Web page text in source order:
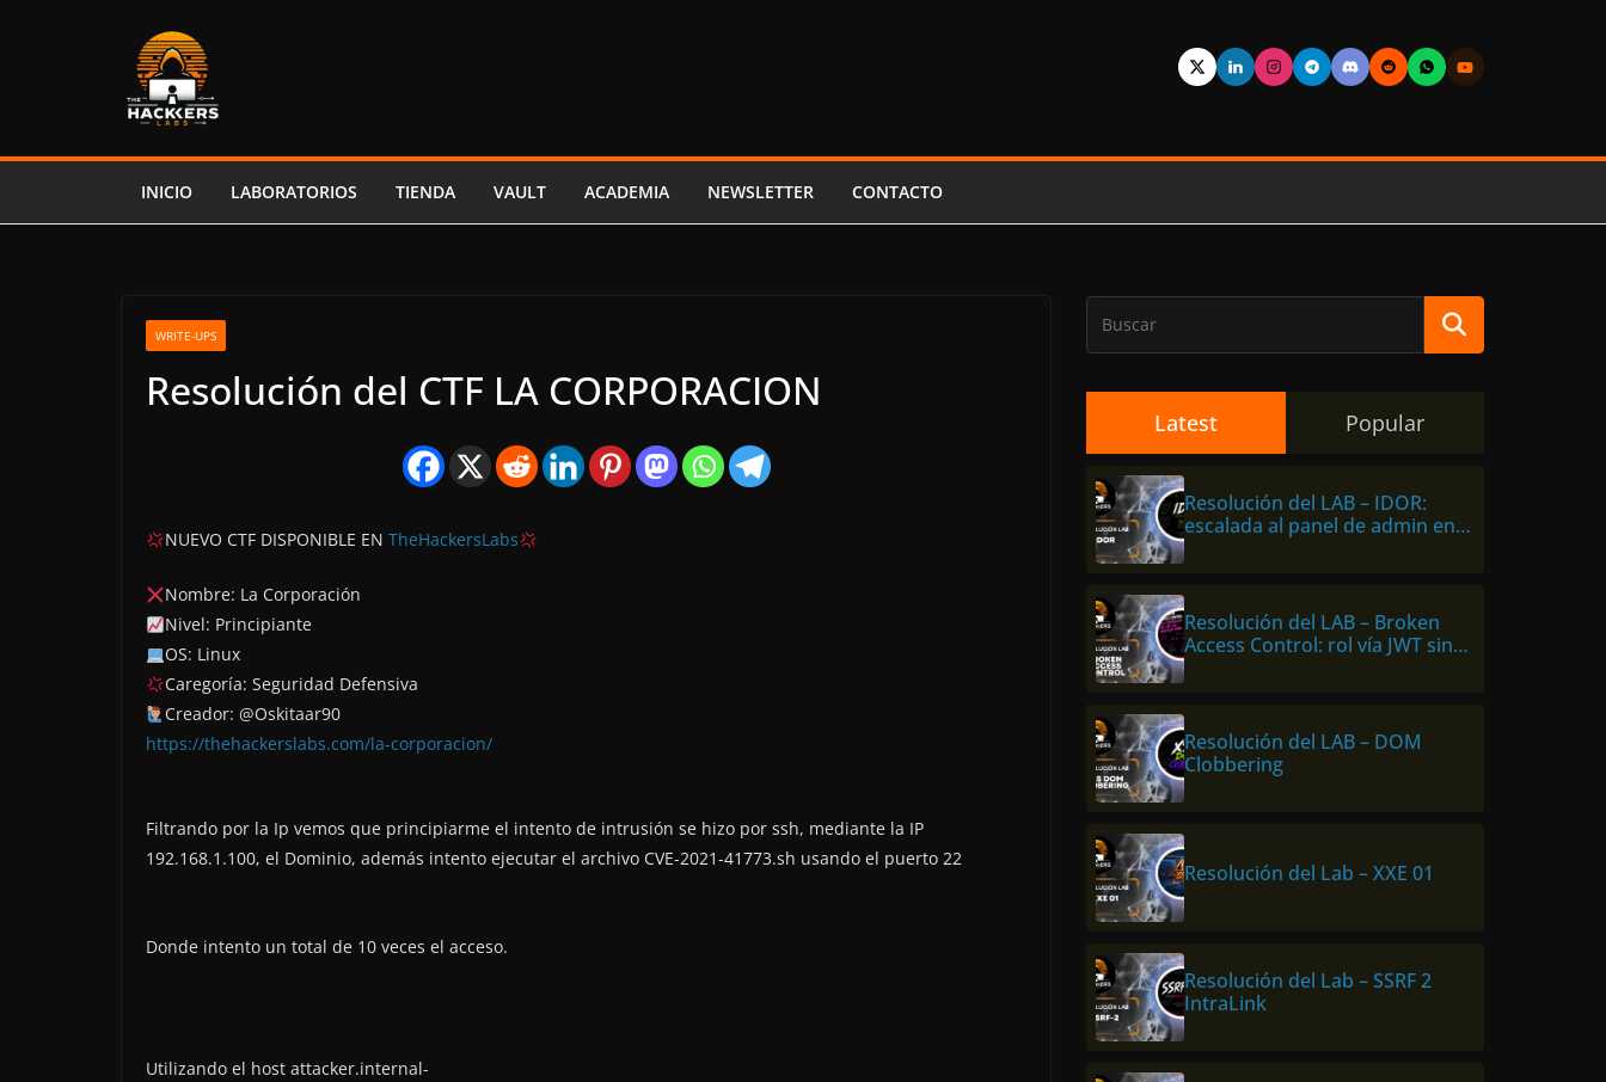
INICIO LABORATORIOS TIENDA VAULT ACADEMIA NEWSLETTER CONTACTO
WRITE-UPS
Resolución del CTF LA CORPORACION
NUEVO CTF DISPONIBLE EN TheHackersLabs
Nombre: La Corporación
Nivel: Principiante
OS: Linux
Caregoría: Seguridad Defensiva
Creador: @Oskitaar90
https://thehackerslabs.com/la-corporacion/
Filtrando por la Ip vemos que principiarme el intento de intrusión se hizo por ssh, mediante la IP
192.168.1.100, el Dominio, además intento ejecutar el archivo CVE-2021-41773.sh usando el puerto 22
Donde intento un total de 10 veces el acceso.
Utilizando el host attacker.internal-
Latest Popular
Resolución del LAB – IDOR:
escalada al panel de admin en
Resolución del LAB – Broken
Access Control: rol vía JWT sin
Resolución del LAB – DOM
Clobbering
Resolución del Lab – XXE 01
Resolución del Lab – SSRF 2
IntraLink